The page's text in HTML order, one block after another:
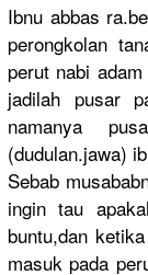
Ibnu abbas
perongkolan
perut nabi
jadilah pusar
namanya
(dudulan.jawa)
Sebab
ingin tau
buntu,dan
masuk pada